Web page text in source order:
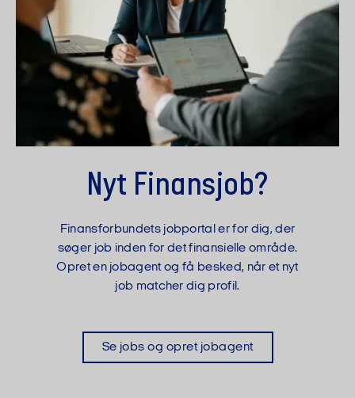
Nyt Finansjob?
Finansforbundets jobportal er for dig, der
søger job inden for det finansielle område.
Opret en jobagent og få besked, når et nyt
job matcher dig profil.
Se jobs og opret jobagent